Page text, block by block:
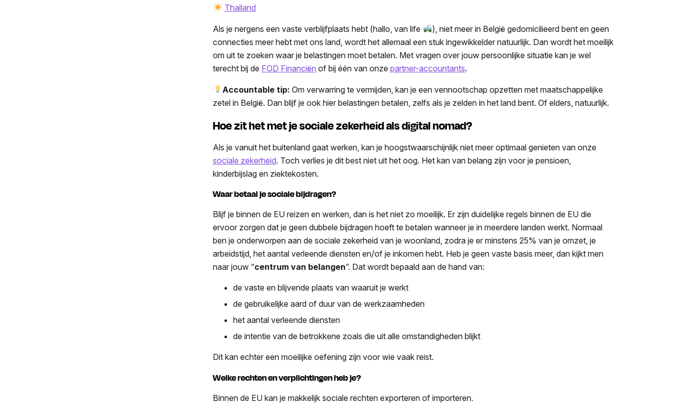
Thailand
Als je nergens een vaste verblijfplaats hebt (hallo, van life
), niet meer in België gedomicilieerd bent en geen
connecties meer hebt met ons land, wordt het allemaal een stuk ingewikkelder natuurlijk. Dan wordt het moeilijk
om uit te zoeken waar je belastingen moet betalen. Met vragen over jouw persoonlijke situatie kan je wel
terecht bij de FOD Financiën of bij één van onzepartner-accountants.
Accountable tip: Om verwarring te vermijden, kan je een vennootschap opzetten met maatschappelijke
zetel in België. Dan blijf je ook hier belastingen betalen, zelfs als je zelden in het land bent. Of elders, natuurlijk.
Hoe zit het met je sociale zekerheid als digital nomad?
Als je vanuit het buitenland gaat werken, kan je hoogstwaarschijnlijk niet meer optimaal genieten van onze
sociale zekerheid. Toch verlies je dit best niet uit het oog. Het kan van belang zijn voor je pensioen,
kinderbijslag en ziektekosten.
Waar betaal je sociale bijdragen?
Blijf je binnen de EU reizen en werken, dan is het niet zo moeilijk. Er zijn duidelijke regels binnen de EU die
ervoor zorgen dat je geen dubbele bijdragen hoeft te betalen wanneer je in meerdere landen werkt. Normaal
ben je onderworpen aan de sociale zekerheid van je woonland, zodra je er minstens 25% van je omzet, je
arbeidstijd, het aantal verleende diensten en/of je inkomen hebt. Heb je geen vaste basis meer, dan kijkt men
naar jouw “centrum van belangen”. Dat wordt bepaald aan de hand van:
de vaste en blijvende plaats van waaruit je werkt
de gebruikelijke aard of duur van de werkzaamheden
het aantal verleende diensten
de intentie van de betrokkene zoals die uit alle omstandigheden blijkt
Dit kan echter een moeilijke oefening zijn voor wie vaak reist.
Welke rechten en verplichtingen heb je?
Binnen de EU kan je makkelijk sociale rechten exporteren of importeren.